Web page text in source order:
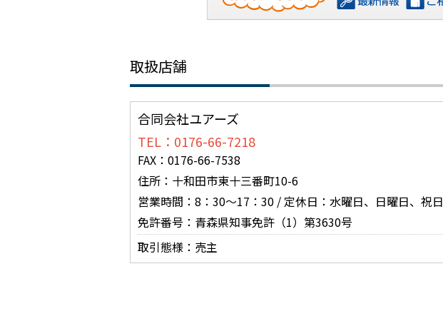
取扱店舗
合同会社ユアーズ
TEL：0176-66-7218
FAX：0176-66-7538
住所：十和田市東十三番町10-6
営業時間：8：30～17：30 / 定休日：水曜日、日曜日、祝日
免許番号：青森県知事免許（1）第3630号
取引態様：売主